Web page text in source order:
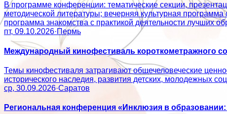
В программе конференции: тематические секции,
методической литературы; вечерняя культурная
программа знакомства с практикой деятельности
пт, 09.10.2026·Пермь
Международный кинофестиваль короткометражного
Темы кинофестиваля затрагивают общечеловеческие
исторического наследия, развития детских,
ср, 30.09.2026·Саратов
Региональная конференция «Инклюзия в